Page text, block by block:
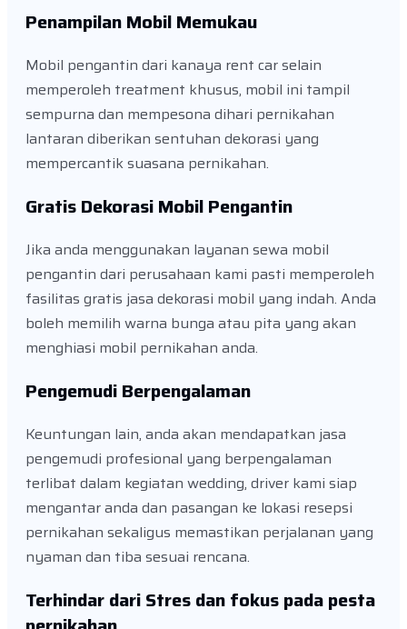
Penampilan Mobil Memukau
Mobil pengantin dari kanaya rent car selain
memperoleh treatment khusus, mobil ini tampil
sempurna dan mempesona dihari pernikahan
lantaran diberikan sentuhan dekorasi yang
mempercantik suasana pernikahan.
Gratis Dekorasi Mobil Pengantin
Jika anda menggunakan layanan sewa mobil
pengantin dari perusahaan kami pasti memperoleh
fasilitas gratis jasa dekorasi mobil yang indah. Anda
boleh memilih warna bunga atau pita yang akan
menghiasi mobil pernikahan anda.
Pengemudi Berpengalaman
Keuntungan lain, anda akan mendapatkan jasa
pengemudi profesional yang berpengalaman
terlibat dalam kegiatan wedding, driver kami siap
mengantar anda dan pasangan ke lokasi resepsi
pernikahan sekaligus memastikan perjalanan yang
nyaman dan tiba sesuai rencana.
Terhindar dari Stres dan fokus pada pesta